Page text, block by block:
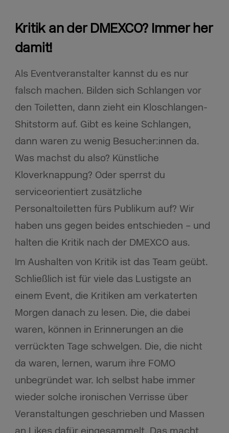
Kritik an der DMEXCO? Immer her
damit!
Als Eventveranstalter kannst du es nur
falsch machen. Bilden sich Schlangen vor
den Toiletten, dann zieht ein Kloschlangen-
Shitstorm auf. Gibt es keine Schlangen,
dann waren zu wenig Besucher:innen da.
Was machst du also? Künstliche
Kloverknappung? Oder sperrst du
serviceorientiert zusätzliche
Personaltoiletten fürs Publikum auf? Wir
haben uns gegen beides entschieden – und
halten die Kritik nach der DMEXCO aus.
Im Aushalten von Kritik ist das Team geübt.
Schließlich ist für viele das Lustigste an
einem Event, die Kritiken am verkaterten
Morgen danach zu lesen. Die, die dabei
waren, können in Erinnerungen an die
verrückten Tage schwelgen. Die, die nicht
da waren, lernen, warum ihre FOMO
unbegründet war. Ich selbst habe immer
wieder solche ironischen Verrisse über
Veranstaltungen geschrieben und Massen